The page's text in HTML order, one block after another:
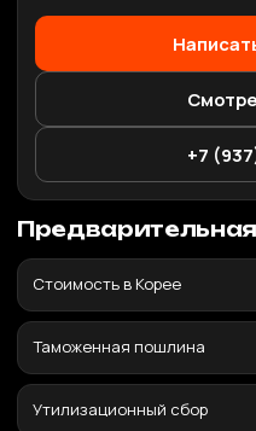
+7
Стоимость в Корее
Таможенная пошлина
Утилизационный сбор